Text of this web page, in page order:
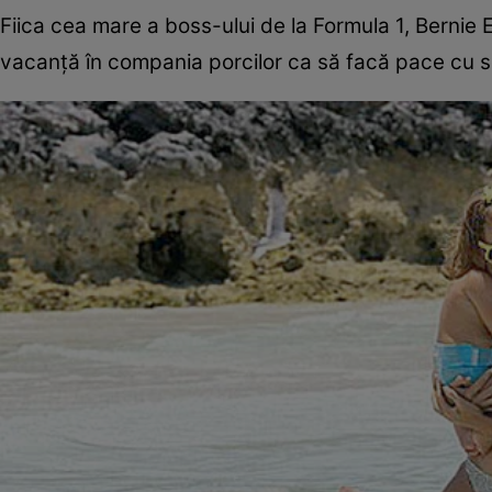
Fiica cea mare a boss-ului de la Formula 1,
vacanţă în compania porcilor ca să facă pace cu